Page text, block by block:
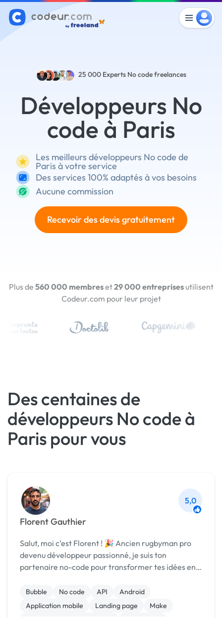
25 000 Experts No code freelances
Développeurs No
code à Paris
Les meilleurs développeurs No code de
Paris à votre service
Des services 100% adaptés à vos besoins
Aucune commission
Recevoir des devis gratuitement
Plus de 560 000 membreset29 000 entreprisesutilisent
Codeur.com pour leur projet
Des centaines de
développeurs No code à
Paris pour vous
Florent Gauthier
5,0
Salut, moi c’est Florent ! 🎉 Ancien rugbyman pro
devenu développeur passionné, je suis ton
partenaire no-code pour transformer tes idées en
2016, j’ai accompagné plus de 200 projets pour des
TP...
Bubble No code API
Android
Application mobile
Landing page
Make